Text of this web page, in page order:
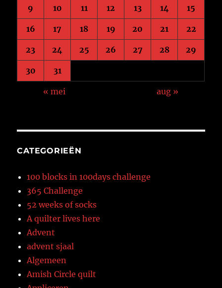
9 10 11 12 13 14 15
16 17 18 19 20 21 22
23 24 25 26 27 28 29
30 31
« mei aug »
CATEGORIEËN
100 blocks in 100days challenge
365 Challenge
52 weeks of socks
A quilter lives here
Advent
advent sjaal
Algemeen
Amish Circle quilt